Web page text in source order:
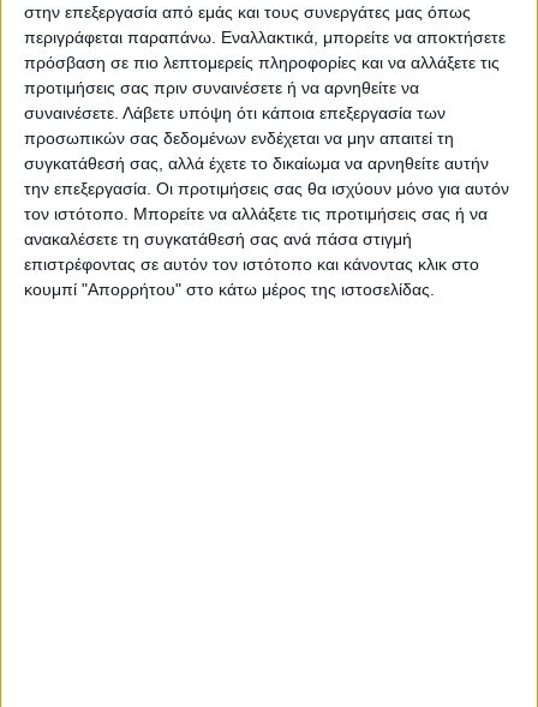
στην επεξεργασία από εμάς και τους συνεργάτες μας όπως
περιγράφεται παραπάνω. Εναλλακτικά, μπορείτε να αποκτήσετε
πρόσβαση σε πιο λεπτομερείς πληροφορίες και να αλλάξετε τις
προτιμήσεις σας πριν συναινέσετε ή να αρνηθείτε να
συναινέσετε. Λάβετε υπόψη ότι κάποια επεξεργασία των
προσωπικών σας δεδομένων ενδέχεται να μην απαιτεί τη
συγκατάθεσή σας, αλλά έχετε το δικαίωμα να αρνηθείτε αυτήν
την επεξεργασία. Οι προτιμήσεις σας θα ισχύουν μόνο για αυτόν
τον ιστότοπο. Μπορείτε να αλλάξετε τις προτιμήσεις σας ή να
ανακαλέσετε τη συγκατάθεσή σας ανά πάσα στιγμή
επιστρέφοντας σε αυτόν τον ιστότοπο και κάνοντας κλικ στο
κουμπί "Απορρήτου" στο κάτω μέρος της ιστοσελίδας.